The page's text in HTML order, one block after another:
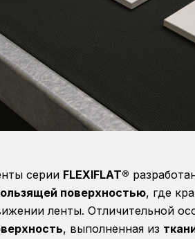
серии FLEXIFLAT®
поверхностью, где
ленты. Отличительной
, выполненная из